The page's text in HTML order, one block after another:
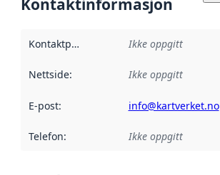
Kontaktinformasjon
Kontaktpunkt Ikke oppgitt
Nettside: Ikke oppgitt
E-post: info@kartverket.no
Telefon: Ikke oppgitt